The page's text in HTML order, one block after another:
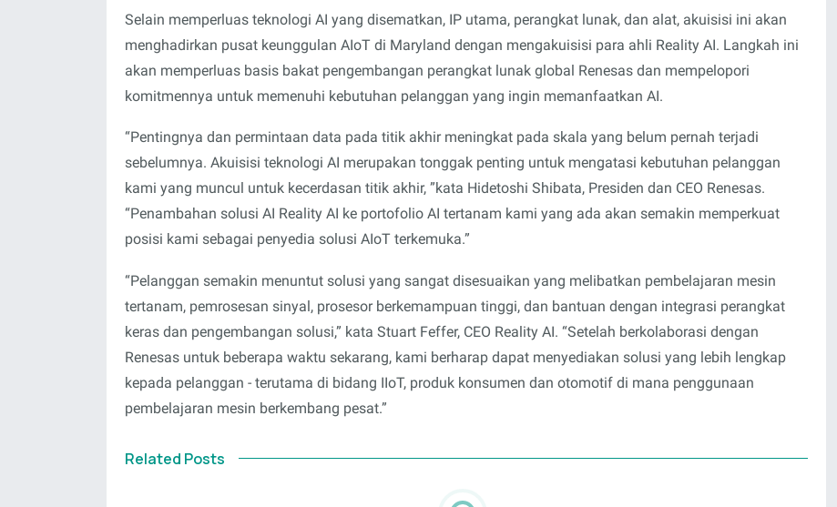
Selain memperluas teknologi AI yang disematkan, IP utama, perangkat lunak, dan alat, akuisisi ini akan
menghadirkan pusat keunggulan AIoT di Maryland dengan mengakuisisi para ahli Reality AI. Langkah ini
akan memperluas basis bakat pengembangan perangkat lunak global Renesas dan mempelopori
komitmennya untuk memenuhi kebutuhan pelanggan yang ingin memanfaatkan AI.
“Pentingnya dan permintaan data pada titik akhir meningkat pada skala yang belum pernah terjadi
sebelumnya. Akuisisi teknologi AI merupakan tonggak penting untuk mengatasi kebutuhan pelanggan
kami yang muncul untuk kecerdasan titik akhir, ”kata Hidetoshi Shibata, Presiden dan CEO Renesas.
“Penambahan solusi AI Reality AI ke portofolio AI tertanam kami yang ada akan semakin memperkuat
posisi kami sebagai penyedia solusi AIoT terkemuka.”
“Pelanggan semakin menuntut solusi yang sangat disesuaikan yang melibatkan pembelajaran mesin
tertanam, pemrosesan sinyal, prosesor berkemampuan tinggi, dan bantuan dengan integrasi perangkat
keras dan pengembangan solusi,” kata Stuart Feffer, CEO Reality AI. “Setelah berkolaborasi dengan
Renesas untuk beberapa waktu sekarang, kami berharap dapat menyediakan solusi yang lebih lengkap
kepada pelanggan - terutama di bidang IIoT, produk konsumen dan otomotif di mana penggunaan
pembelajaran mesin berkembang pesat.”
Related Posts